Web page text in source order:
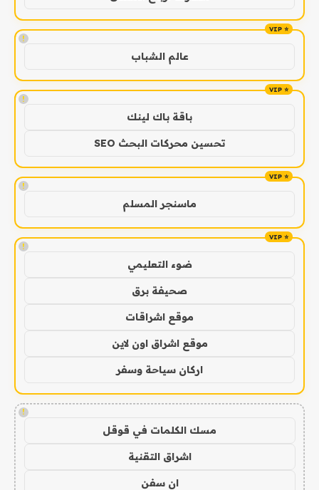
!
عالم الشباب
!
باقة باك لينك
تحسين محركات البحث SEO
!
ماسنجر المسلم
!
ضوء التعليمي
صحيفة برق
موقع اشراقات
موقع اشراق اون لاين
اركان سياحة وسفر
!
مسك الكلمات في قوقل
اشراق التقنية
ان سفن